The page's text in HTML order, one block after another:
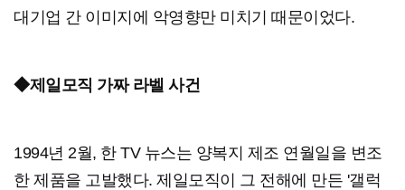
대기업 간 이미지에 악영향만 미치기 때문이었다.
◆제일모직 가짜 라벨 사건
1994년 2월, 한 TV 뉴스는 양복지 제조 연월일을 변조
한 제품을 고발했다. 제일모직이 그 전해에 만든 '갤럭